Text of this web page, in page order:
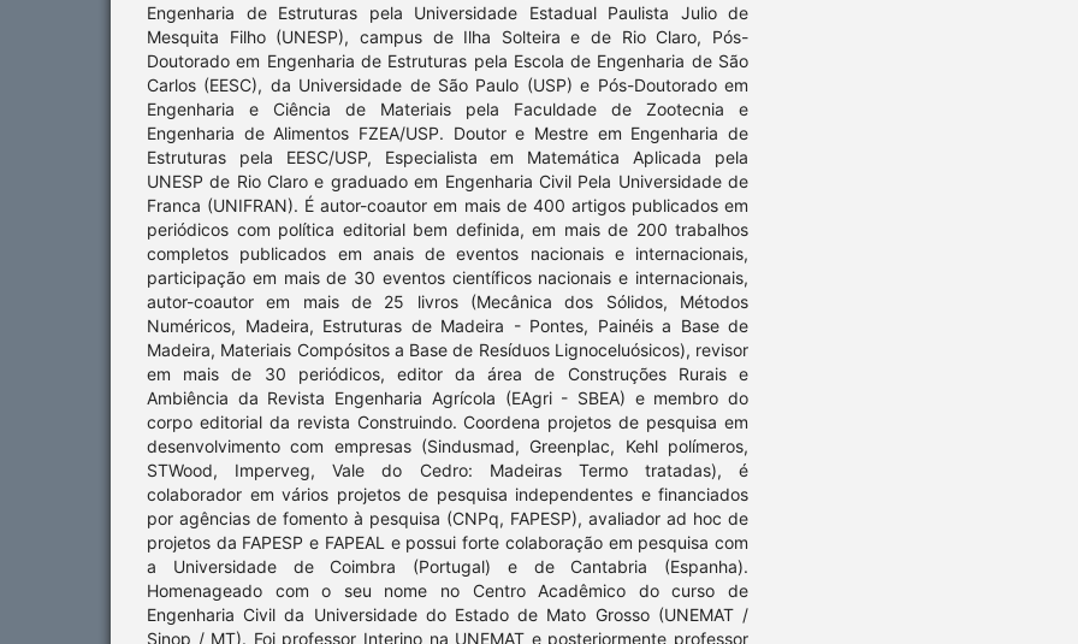
Engenharia de Estruturas pela Universidade Estadual Paulista Julio de
Mesquita Filho (UNESP), campus de Ilha Solteira e de Rio Claro, Pós-
Doutorado em Engenharia de Estruturas pela Escola de Engenharia de São
Carlos (EESC), da Universidade de São Paulo (USP) e Pós-Doutorado em
Engenharia e Ciência de Materiais pela Faculdade de Zootecnia e
Engenharia de Alimentos FZEA/USP. Doutor e Mestre em Engenharia de
Estruturas pela EESC/USP, Especialista em Matemática Aplicada pela
UNESP de Rio Claro e graduado em Engenharia Civil Pela Universidade de
Franca (UNIFRAN). É autor-coautor em mais de 400 artigos publicados em
periódicos com política editorial bem definida, em mais de 200 trabalhos
completos publicados em anais de eventos nacionais e internacionais,
participação em mais de 30 eventos científicos nacionais e internacionais,
autor-coautor em mais de 25 livros (Mecânica dos Sólidos, Métodos
Numéricos, Madeira, Estruturas de Madeira - Pontes, Painéis a Base de
Madeira, Materiais Compósitos a Base de Resíduos Lignoceluósicos), revisor
em mais de 30 periódicos, editor da área de Construções Rurais e
Ambiência da Revista Engenharia Agrícola (EAgri - SBEA) e membro do
corpo editorial da revista Construindo. Coordena projetos de pesquisa em
desenvolvimento com empresas (Sindusmad, Greenplac, Kehl polímeros,
STWood, Imperveg, Vale do Cedro: Madeiras Termo tratadas), é
colaborador em vários projetos de pesquisa independentes e financiados
por agências de fomento à pesquisa (CNPq, FAPESP), avaliador ad hoc de
projetos da FAPESP e FAPEAL e possui forte colaboração em pesquisa com
a Universidade de Coimbra (Portugal) e de Cantabria (Espanha).
Homenageado com o seu nome no Centro Acadêmico do curso de
Engenharia Civil da Universidade do Estado de Mato Grosso (UNEMAT /
Sinop / MT). Foi professor Interino na UNEMAT e posteriormente professor